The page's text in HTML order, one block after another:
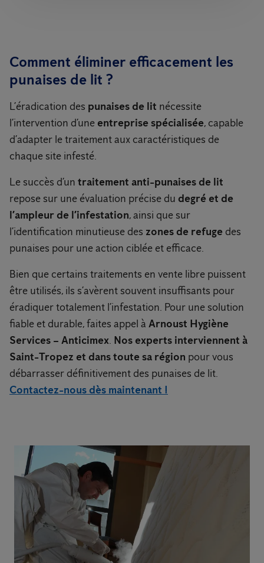
Comment éliminer efficacement les
punaises de lit ?
L’éradication des punaises de lit nécessite
l’intervention d’une entreprise spécialisée, capable
d’adapter le traitement aux caractéristiques de
chaque site infesté.
Le succès d’un traitement anti-punaises de lit
repose sur une évaluation précise du degré et de
l’ampleur de l’infestation, ainsi que sur
l’identification minutieuse des zones de refuge des
punaises pour une action ciblée et efficace.
Bien que certains traitements en vente libre puissent
être utilisés, ils s’avèrent souvent insuffisants pour
éradiquer totalement l’infestation. Pour une solution
fiable et durable, faites appel à Arnoust Hygiène
Services – Anticimex. Nos experts interviennent à
Saint-Tropez et dans toute sa région pour vous
débarrasser définitivement des punaises de lit.
Contactez-nous dès maintenant !